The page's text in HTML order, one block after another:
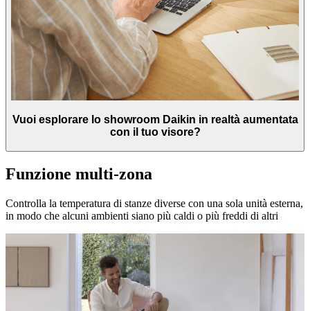
Vuoi esplorare lo showroom Daikin in realtà aumentata
con il tuo visore?
Funzione multi-zona
Controlla la temperatura di stanze diverse con una sola unità esterna,
in modo che alcuni ambienti siano più caldi o più freddi di altri